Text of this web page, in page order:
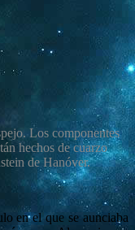
Los componentes
hechos de cuarzo
de Hanóver.
en el que se aunciaba